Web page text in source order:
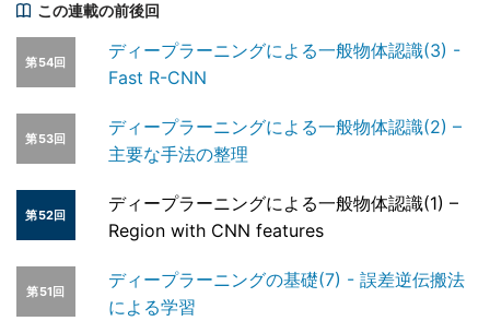
この連載の前後回
第54回
ディープラーニングによる一般物体認識(3) -
Fast R-CNN
第53回
ディープラーニングによる一般物体認識(2) –
主要な手法の整理
第52回
ディープラーニングによる一般物体認識(1) –
Region with CNN features
第51回
ディープラーニングの基礎(7) - 誤差逆伝搬法
による学習